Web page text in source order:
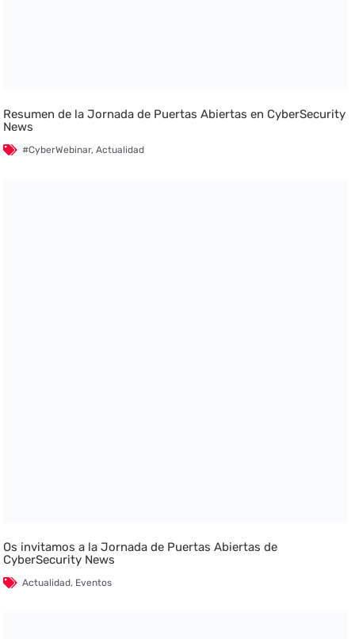
Resumen de la Jornada de Puertas Abiertas en CyberSecurity
News
#CyberWebinar,Actualidad
Os invitamos a la Jornada de Puertas Abiertas de
CyberSecurity News
Actualidad, Eventos